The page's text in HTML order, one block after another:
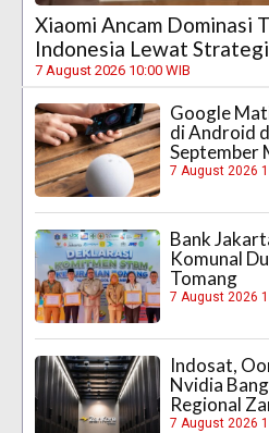
Xiaomi Ancam Dominasi
Indonesia Lewat
7 August 2026 10:00 WIB
Google
di Android
September
7 August 2026
Bank
Komunal
Tomang
7 August 2026
Indosat,
Nvidia
Regional
7 August 2026